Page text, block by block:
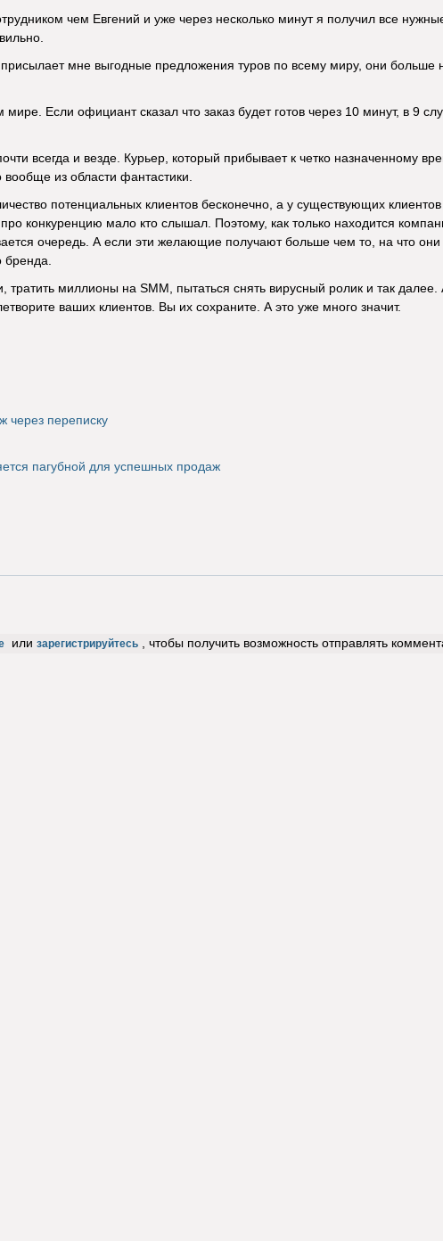
чем Евгений и уже через несколько минут я получил все
мне выгодные предложения туров по всему миру, они больше
Если официант сказал что заказ будет готов через 10 минут, в 9
всегда и везде. Курьер, который прибывает к четко назначенному
из области фантастики.
потенциальных клиентов бесконечно, а у существующих клиентов
конкуренцию мало кто слышал. Поэтому, как только находится
очередь. А если эти желающие получают больше чем то, на что
бренда.
миллионы на SMM, пытаться снять вирусный ролик и так
ваших клиентов. Вы их сохраните. А это уже много значит.
через переписку
пагубной для успешных продаж
или зарегистрируйтесь , чтобы получить возможность отправлять